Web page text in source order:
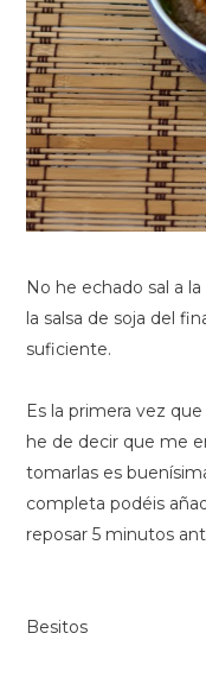
No he echado sal a
la salsa de soja del
suficiente.
Es la primera vez
he de decir que me
tomarlas es
completa podéis
reposar 5 minutos
Besitos